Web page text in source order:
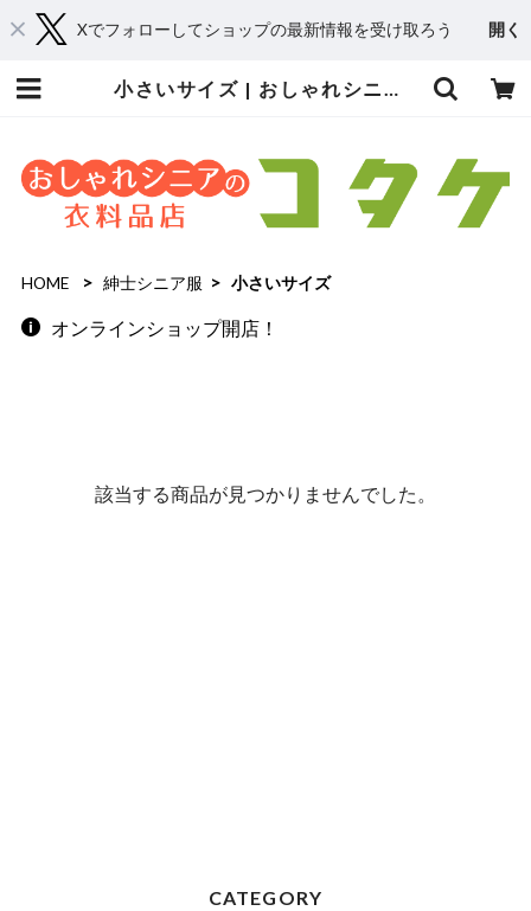
Xでフォローしてショップの最新情報を受け取ろう 開く
小さいサイズ | おしゃれシニアの衣料品店 コタケ
HOME 紳士シニア服 小さいサイズ
オンラインショップ開店！
該当する商品が見つかりませんでした。
CATEGORY